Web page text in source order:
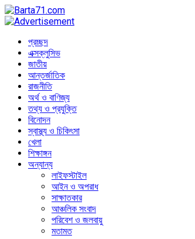
প্রচ্ছদ
এক্সক্লুসিভ
জাতীয়
আন্তর্জাতিক
রাজনীতি
অর্থ ও বাণিজ্য
তথ্য ও প্রযুক্তি
বিনোদন
স্বাস্থ্য ও চিকিৎসা
খেলা
শিক্ষাঙ্গন
অন্যান্য
লাইফস্টাইল
আইন ও অপরাধ
সাক্ষাতকার
আঞ্চলিক সংবাদ
পরিবেশ ও জলবায়ু
মতামত